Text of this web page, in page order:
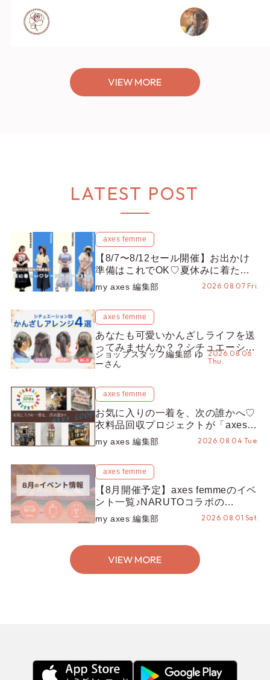
VIEW MORE
LATEST POST
axes femme
【8/7〜8/12セール開催】お出かけ
準備はこれでOK♡夏休みに着たい
コーデ25選をシーン別に徹底解説！
my axes 編集部 2026.08.07 Fri.
axes femme
あなたも可愛いかんざしライフを送
ってみませんか？？シチュエーショ
ン別“かんざし”のオススメ【ショッ
プスタッフ編集部】
ショップスタッフ編集部 ゆ
ーさん
2026.08.06
Thu.
axes femme
お気に入りの一着を、次の誰かへ♡
衣料品回収プロジェクトが「axes
LOOP」にアップデート！活用する
とポイントが手に入る◎
my axes 編集部 2026.08.04 Tue.
axes femme
【8月開催予定】axes femmeのイベ
ント一覧♪NARUTOコラボの
REZEN POPUPから、プチYour
Stage.、ティーパーティまで！8月
my axes 編集部 2026.08.01 Sat.
VIEW MORE